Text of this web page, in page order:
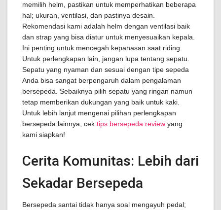
memilih helm, pastikan untuk memperhatikan beberapa
hal; ukuran, ventilasi, dan pastinya desain.
Rekomendasi kami adalah helm dengan ventilasi baik
dan strap yang bisa diatur untuk menyesuaikan kepala.
Ini penting untuk mencegah kepanasan saat riding.
Untuk perlengkapan lain, jangan lupa tentang sepatu.
Sepatu yang nyaman dan sesuai dengan tipe sepeda
Anda bisa sangat berpengaruh dalam pengalaman
bersepeda. Sebaiknya pilih sepatu yang ringan namun
tetap memberikan dukungan yang baik untuk kaki.
Untuk lebih lanjut mengenai pilihan perlengkapan
bersepeda lainnya, cek tips bersepeda review yang
kami siapkan!
Cerita Komunitas: Lebih dari
Sekadar Bersepeda
Bersepeda santai tidak hanya soal mengayuh pedal;